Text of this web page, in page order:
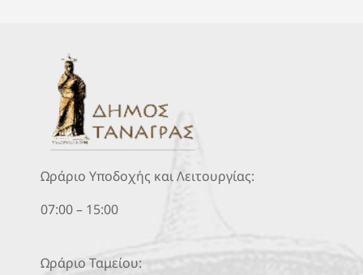
Ωράριο Υποδοχής και Λειτουργίας:
07:00 – 15:00
Ωράριο Ταμείου: